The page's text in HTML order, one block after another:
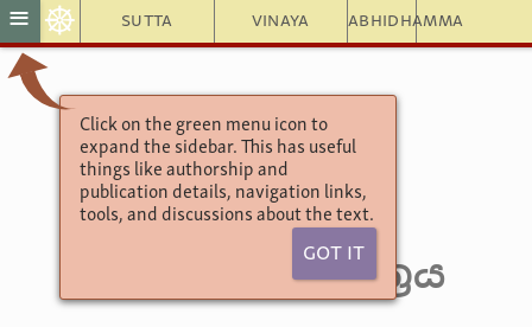
Sutta Vinaya Abhidhamma
≡ ☸
Click on the green menu icon to
expand the sidebar. This has useful
things like authorship and
publication details, navigation links,
tools, and discussions about the text.
Got It
අඞ්ගුත්තරනිකායො
චතුක්ක නිපාතය
3. තුන්වෙනි පණ්ණාසකය
(15) 5. ආභා වර්‍ගය
2. චතුප්පභා සූත්‍රය